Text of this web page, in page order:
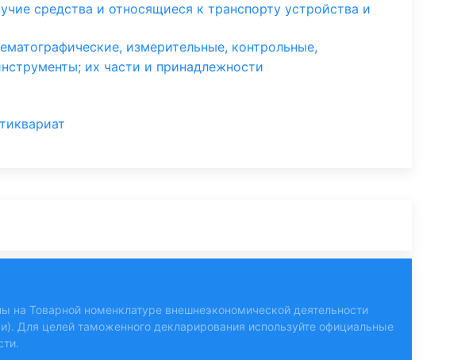
средства и относящиеся к транспорту устройства и
измерительные, контрольные,
их части и принадлежности
Товарной номенклатуре внешнеэкономической деятельности
Для целей таможенного декларирования используйте официальные